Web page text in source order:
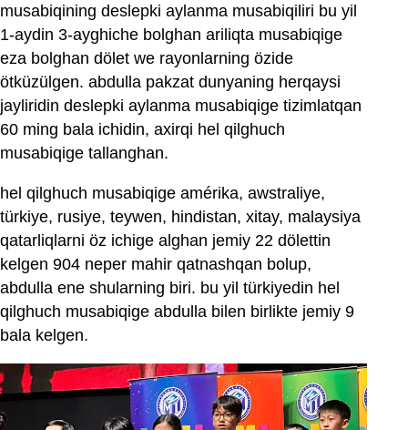
musabiqining deslepki aylanma musabiqiliri bu yil
1-aydin 3-ayghiche bolghan ariliqta musabiqige
eza bolghan dölet we rayonlarning özide
ötküzülgen. abdulla pakzat dunyaning herqaysi
jayliridin deslepki aylanma musabiqige tizimlatqan
60 ming bala ichidin, axirqi hel qilghuch
musabiqige tallanghan.
hel qilghuch musabiqige amérika, awstraliye,
türkiye, rusiye, teywen, hindistan, xitay, malaysiya
qatarliqlarni öz ichige alghan jemiy 22 dölettin
kelgen 904 neper mahir qatnashqan bolup,
abdulla ene shularning biri. bu yil türkiyedin hel
qilghuch musabiqige abdulla bilen birlikte jemiy 9
bala kelgen.